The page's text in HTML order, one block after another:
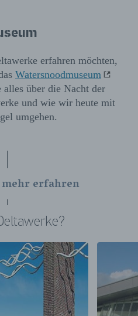
erfahren möchten,
Watersnoodmuseum
alles über die Nacht der
und wie wir heute mit
umgehen.
erfahren